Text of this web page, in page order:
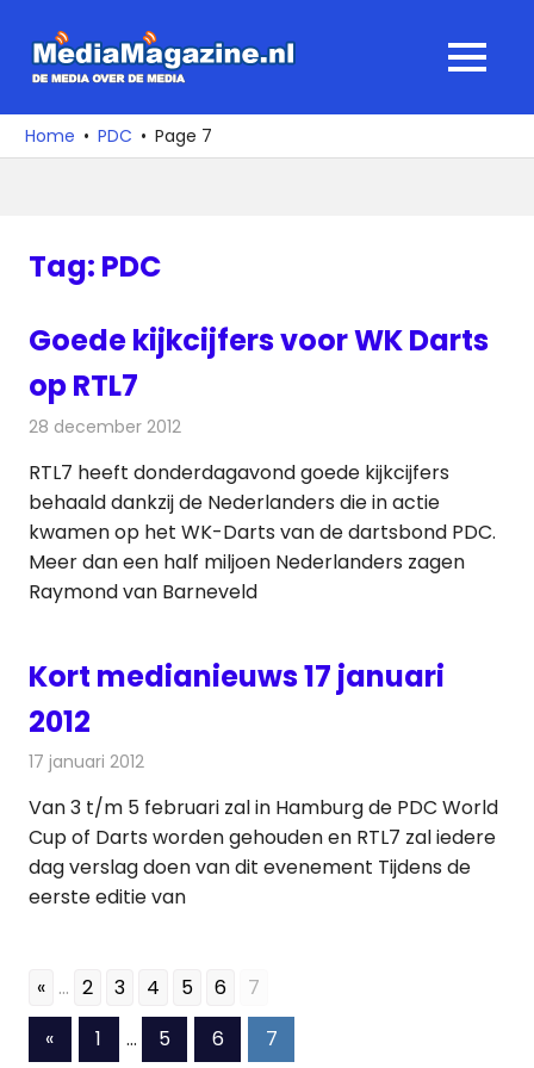
naar
media
over
MENU
Home PDC Page 7
Tag: PDC
Goede kijkcijfers voor WK Darts
op RTL7
28 december 2012
RTL7 heeft donderdagavond goede kijkcijfers
behaald dankzij de Nederlanders die in actie
kwamen op het WK-Darts van de dartsbond PDC.
Meer dan een half miljoen Nederlanders zagen
Raymond van Barneveld
Kort medianieuws 17 januari
2012
17 januari 2012
Van 3 t/m 5 februari zal in Hamburg de PDC World
Cup of Darts worden gehouden en RTL7 zal iedere
dag verslag doen van dit evenement Tijdens de
eerste editie van
« ... 2 3 4 5 6 7
Berichten
«Vorige1 … 5 6 7